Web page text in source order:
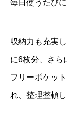
毎日使うたび
収納力も充実
に6枚分、さら
フリーポケッ
れ、整理整頓